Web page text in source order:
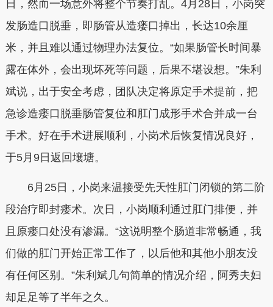
日，然而一场意外将整个节奏打乱。4月28日，小岗突
发肠造口脱垂，即肠管从造瘘口掉出，长达10余厘
米，并且难以通过物理办法复位。“如果肠管长时间暴
露在体外，会出现坏死等问题，后果不堪设想。”朱利
斌说，出于安全考虑，团队决定将原定手术提前，把
急诊造瘘口脱垂肠管复位和肛门成形手术合并成一台
手术。好在手术进展顺利，小岗术后恢复情况良好，
于5月9日返回壤塘。
6月25日，小岗来温接受先天性肛门闭锁的第二阶
段治疗即封瘘术。次日，小岗顺利通过肛门排便，并
且原瘘口处没有渗漏。“这说明整个肠道非常畅通，我
们做的肛门开始正常工作了，以后他和其他小朋友没
有任何区别。”朱利斌几句简单的情况介绍，阿秀夫妇
却足足等了半年之久。